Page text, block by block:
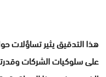
هذا التدقيق يثير تساؤلات
على سلوكيات الشركات